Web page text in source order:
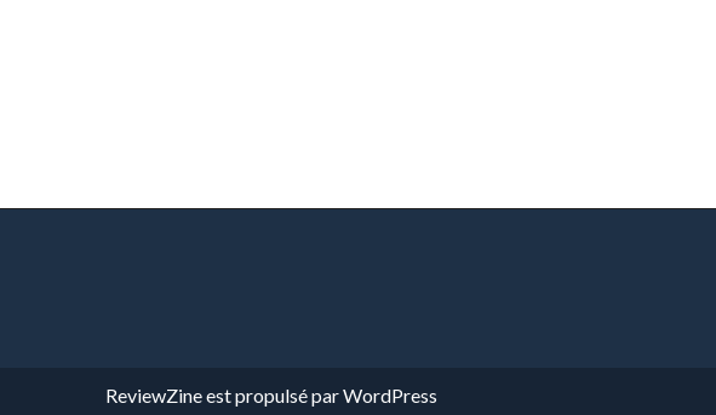
ReviewZineest propulsé parWordPress